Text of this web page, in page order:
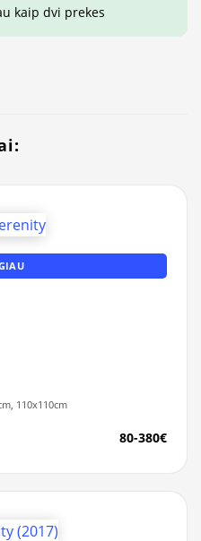
kaip dvi prekes
110x110cm
80-380€